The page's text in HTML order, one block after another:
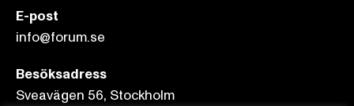
E-post
info@forum.se
Besöksadress
Sveavägen 56, Stockholm